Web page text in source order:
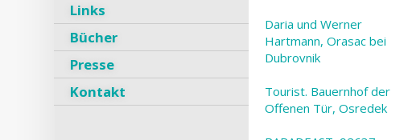
Links
Bücher
Presse
Kontakt
Daria und Werner
Hartmann, Orasac bei
Dubrovnik
Tourist. Bauernhof der
Offenen Tür, Osredek